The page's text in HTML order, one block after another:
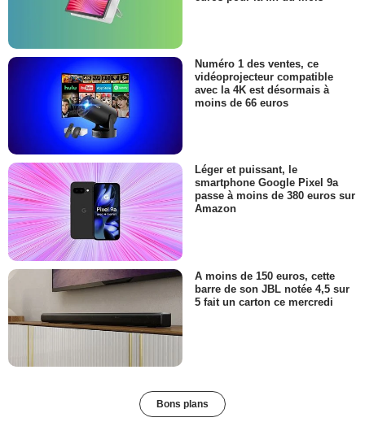
Numéro 1 des ventes, ce
vidéoprojecteur compatible
avec la 4K est désormais à
moins de 66 euros
Léger et puissant, le
smartphone Google Pixel 9a
passe à moins de 380 euros sur
Amazon
A moins de 150 euros, cette
barre de son JBL notée 4,5 sur
5 fait un carton ce mercredi
Bons plans